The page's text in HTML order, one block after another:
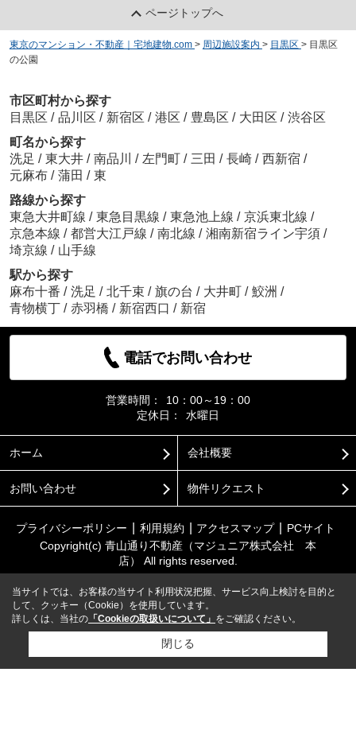
ページトップへ
東京のマンション・不動産｜宅地建物.com > 周辺施設案内 > 目黒区 > 目黒区
の公園
市区町村から探す
目黒区 / 品川区 / 新宿区 / 港区 / 豊島区 / 大田区 / 渋谷区
町名から探す
洗足 / 東大井 / 南品川 / 左門町 / 三田 / 長崎 / 西新宿 /
元麻布 / 蒲田 / 東
路線から探す
東急大井町線 / 東急目黒線 / 東急池上線 / 京浜東北線 /
京急本線 / 都営大江戸線 / 南北線 / 湘南新宿ライン宇須 /
埼京線 / 山手線
駅から探す
麻布十番 / 洗足 / 北千束 / 旗の台 / 大井町 / 鮫洲 /
青物横丁 / 赤羽橋 / 新宿西口 / 新宿
電話でお問い合わせ
営業時間：
10：00～19：00
定休日：
水曜日
ホーム 会社概要
お問い合わせ 物件リクエスト
プライバシーポリシー 利用規約 アクセスマップ
PCサイト
Copyright(c) 青山通り不動産（マジュニア株式会社 本
店） All rights reserved.
当サイトでは、お客様の当サイト利用状況把握、サービス向上検討を目的と
して、クッキー（Cookie）を使用しています。
詳しくは、当社の 「Cookieの取扱いについて」 をご確認ください。
閉じる